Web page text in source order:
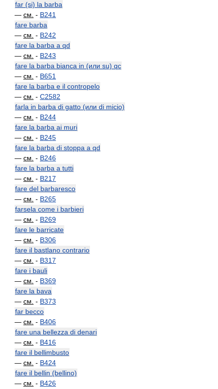
far (si) la barba
— см. - B241
fare barba
— см. - B242
fare la barba a qd
— см. - B243
fare la barba bianca in (или su) qc
— см. - B651
fare la barba e il contropelo
— см. - C2582
farla in barba di gatto (или di micio)
— см. - B244
fare la barba ai muri
— см. - B245
fare la barba di stoppa a qd
— см. - B246
fare la barba a tutti
— см. - B217
fare del barbaresco
— см. - B265
farsela come i barbieri
— см. - B269
fare le barricate
— см. - B306
fare il bastlano contrario
— см. - B317
fare i bauli
— см. - B369
fare la bava
— см. - B373
far becco
— см. - B406
fare una bellezza di denari
— см. - B416
fare il bellimbusto
— см. - B424
fare il bellin (bellino)
— см. - B426